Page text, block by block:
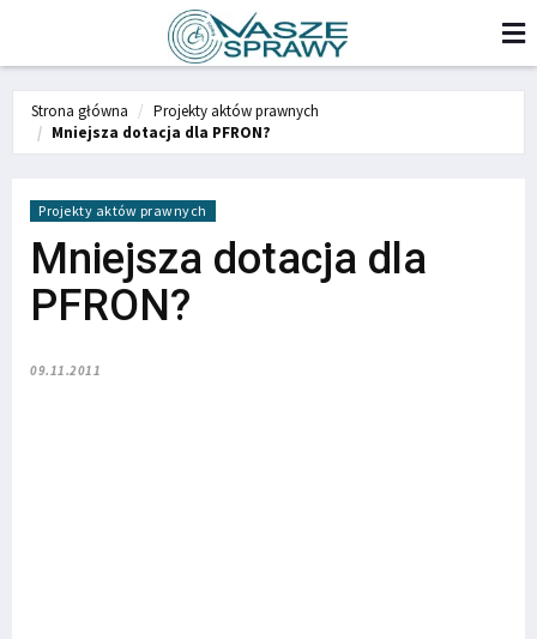
Strona główna
Projekty aktów prawnych
Mniejsza dotacja dla PFRON?
Projekty aktów prawnych
Mniejsza dotacja dla
PFRON?
09.11.2011